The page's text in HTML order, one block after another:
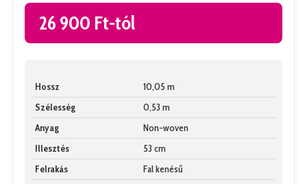
26 900 Ft-tól
Hossz
10,05 m
Szélesség
0,53 m
Anyag
Non-woven
Illesztés
53 cm
Felrakás
Fal kenésű